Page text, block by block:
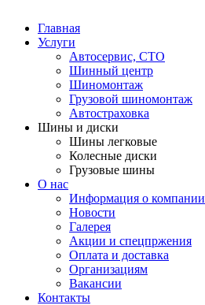
Главная
Услуги
Автосервис, СТО
Шинный центр
Шиномонтаж
Грузовой шиномонтаж
Автостраховка
Шины и диски
Шины легковые
Колесные диски
Грузовые шины
О нас
Информация о компании
Новости
Галерея
Акции и спецпржения
Оплата и доставка
Организациям
Вакансии
Контакты